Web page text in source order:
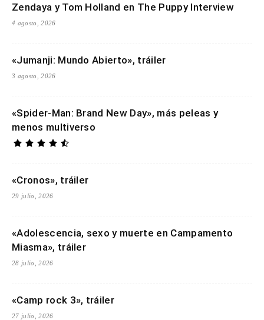
Zendaya y Tom Holland en The Puppy Interview
4 agosto, 2026
«Jumanji: Mundo Abierto», tráiler
3 agosto, 2026
«Spider-Man: Brand New Day», más peleas y
menos multiverso
«Cronos», tráiler
29 julio, 2026
«Adolescencia, sexo y muerte en Campamento
Miasma», tráiler
28 julio, 2026
«Camp rock 3», tráiler
27 julio, 2026